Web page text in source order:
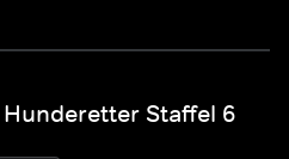
Staffel 6